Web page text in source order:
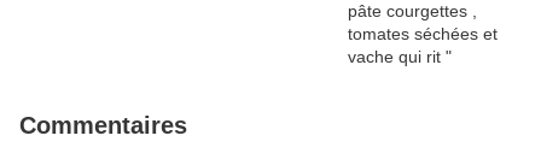
Commentaires